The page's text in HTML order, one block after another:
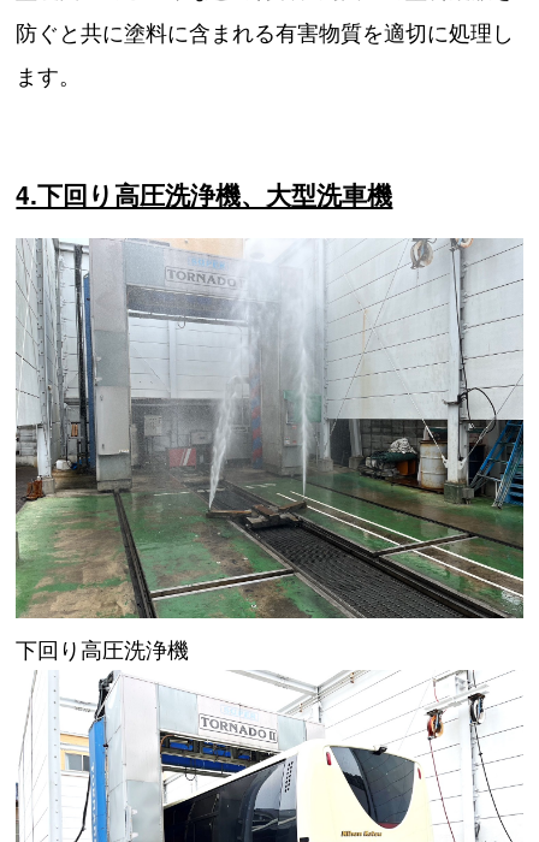
防ぐと共に塗料に含まれる有害物質を適切に処理し
ます。
4.下回り高圧洗浄機、大型洗車機
下回り高圧洗浄機